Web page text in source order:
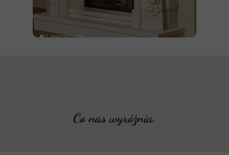
Co nas wyróżnia.